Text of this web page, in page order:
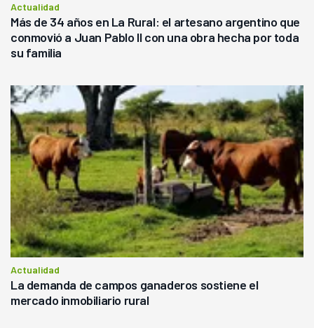
Actualidad
Más de 34 años en La Rural: el artesano argentino que
conmovió a Juan Pablo II con una obra hecha por toda
su familia
Actualidad
La demanda de campos ganaderos sostiene el
mercado inmobiliario rural